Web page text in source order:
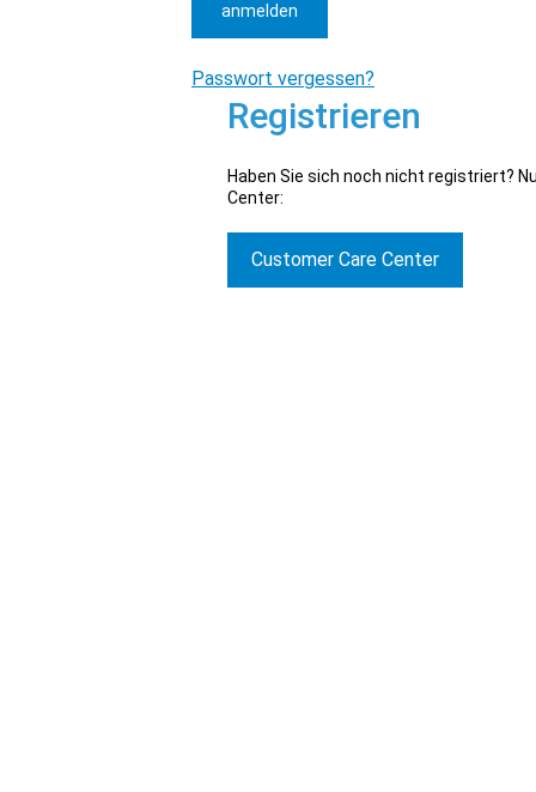
Passwort vergessen?
anmelden
Registrieren
Haben Sie sich noch nicht registriert?
Center:
Customer Care Center